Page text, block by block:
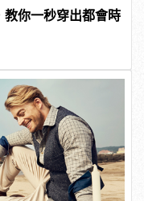
教你一秒穿出都會時